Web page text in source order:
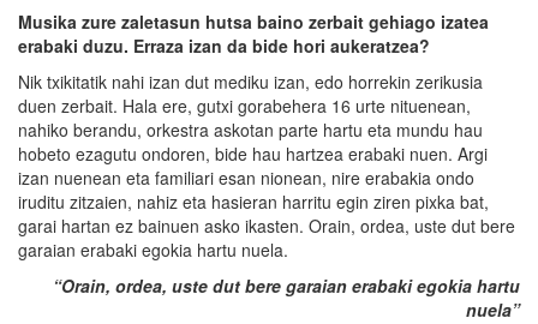
Musika zure zaletasun hutsa baino zerbait gehiago izatea
erabaki duzu. Erraza izan da bide hori aukeratzea?
Nik txikitatik nahi izan dut mediku izan, edo horrekin zerikusia
duen zerbait. Hala ere, gutxi gorabehera 16 urte nituenean,
nahiko berandu, orkestra askotan parte hartu eta mundu hau
hobeto ezagutu ondoren, bide hau hartzea erabaki nuen. Argi
izan nuenean eta familiari esan nionean, nire erabakia ondo
iruditu zitzaien, nahiz eta hasieran harritu egin ziren pixka bat,
garai hartan ez bainuen asko ikasten. Orain, ordea, uste dut bere
garaian erabaki egokia hartu nuela.
“Orain, ordea, uste dut bere garaian erabaki egokia hartu
nuela”